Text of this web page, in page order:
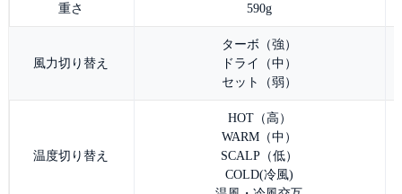
重さ 590g
風力切り替え
ターボ（強）
ドライ（中）
セット（弱）
温度切り替え
HOT（高）
WARM（中）
SCALP（低）
COLD(冷風)